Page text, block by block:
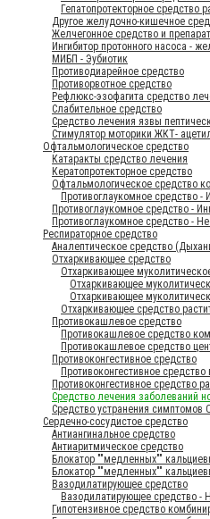
Гепатопротекторное средство
Другое желудочно-кишечное
Желчегонное средство и
Ингибитор протонного насоса -
МИБП - Эубиотик
Противодиарейное средство
Противорвотное средство
Рефлюкс-эзофагита средство
Слабительное средство
Средство лечения язвы
Стимулятор моторики ЖКТ-
Офтальмологическое средство
Катаракты средство лечения
Кератопротекторное средство
Офтальмологическое средство
Противоглаукомное средство -
Противоглаукомное средство -
Противоглаукомное средство -
Респираторное средство
Аналептическое средство
Отхаркивающее средство
Отхаркивающее
Отхаркивающее
Отхаркивающее
Отхаркивающее средство
Противокашлевое средство
Противокашлевое средство
Противокашлевое средство
Противоконгестивное средство
Противоконгестивное
Противоконгестивное средство
Средство лечения заболеваний
Средство устранения симптомов
Сердечно-сосудистое средство
Антиангинальное средство
Антиаритмическое средство
Блокатор ""медленных""
Блокатор ""медленных""
Вазодилатирующее средство
Вазодилатирующее средство -
Гипотензивное средство